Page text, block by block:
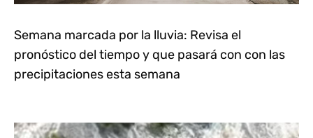
Semana marcada por la lluvia: Revisa el
pronóstico del tiempo y que pasará con con las
precipitaciones esta semana